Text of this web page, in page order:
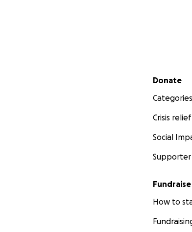
Secondary
Donate
Categories
Crisis relief
Social
Supporter
Fundraise
How to